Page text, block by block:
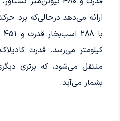
کیلومتر می­‌رسد. قدرت
بشمار می­‌آید.